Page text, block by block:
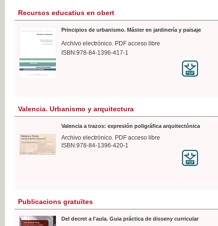
Recursos educatius en obert
Principios de urbanismo. Máster en jardinería y paisaje
Archivo electrónico. PDF acceso libre
ISBN:978-84-1396-417-1
Valencia. Urbanismo y arquitectura
Valencia a trazos: expresión poligráfica arquitectónica
Archivo electrónico. PDF acceso libre
ISBN:978-84-1396-420-1
Publicacions gratuïtes
Del decret a l'aula. Guia práctica de disseny curricular